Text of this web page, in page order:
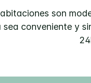
son
sea conveniente y